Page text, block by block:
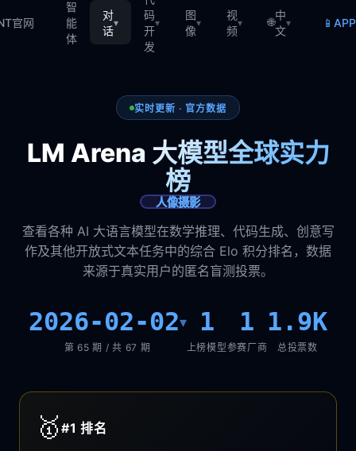
官网
智
能
体
对
话
▾
码
开
发
▾
图
像
▾
视
频
▾ 🌐
中
文
▾ 📱
实时更新 · 官方数据
LM Arena 大模型全球实力
榜
人像摄影
查看各种 AI 大语言模型在数学推理、代码生成、创意写
作及其他开放式文本任务中的综合 Elo 积分排名，数据
来源于真实用户的匿名盲测投票。
2026-02-02▾
第 65 期 / 共 67 期
1
上榜模型
1
参赛厂商
1.9K
总投票数
🥇 #1排名